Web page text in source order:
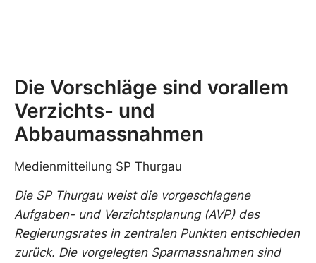
Die Vorschläge sind vorallem
Verzichts- und
Abbaumassnahmen
Medienmitteilung SP Thurgau
Die SP Thurgau weist die vorgeschlagene
Aufgaben- und Verzichtsplanung (AVP) des
Regierungsrates in zentralen Punkten entschieden
zurück. Die vorgelegten Sparmassnahmen sind